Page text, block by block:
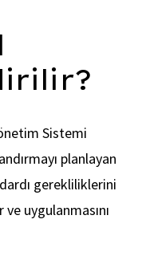
Sistemi
planlayan
gerekliliklerini
uygulanmasını